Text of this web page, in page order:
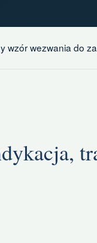
wezwania do